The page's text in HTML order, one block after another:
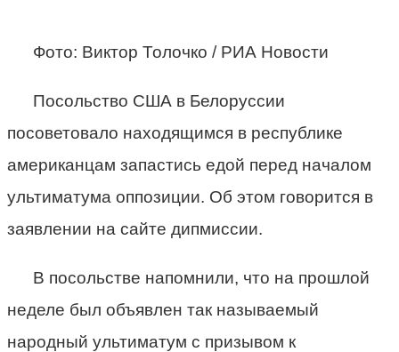
Фото: Виктор Толочко / РИА Новости
Посольство США в Белоруссии
посоветовало находящимся в республике
американцам запастись едой перед началом
ультиматума оппозиции. Об этом говорится в
заявлении на сайте дипмиссии.
В посольстве напомнили, что на прошлой
неделе был объявлен так называемый
народный ультиматум с призывом к